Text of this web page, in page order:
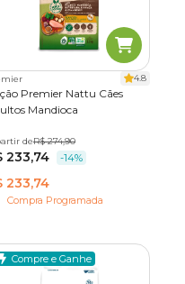
4.8
Premier Nattu Cães
Mandioca
kgdeR$ 274,90
233,74 -14%
233,74
Compra Programada
Compre e Ganhe